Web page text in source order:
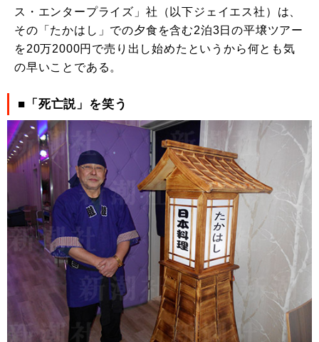
ス・エンタープライズ」社（以下ジェイエス社）は、
その「たかはし」での夕食を含む2泊3日の平壌ツアー
を20万2000円で売り出し始めたというから何とも気
の早いことである。
■「死亡説」を笑う